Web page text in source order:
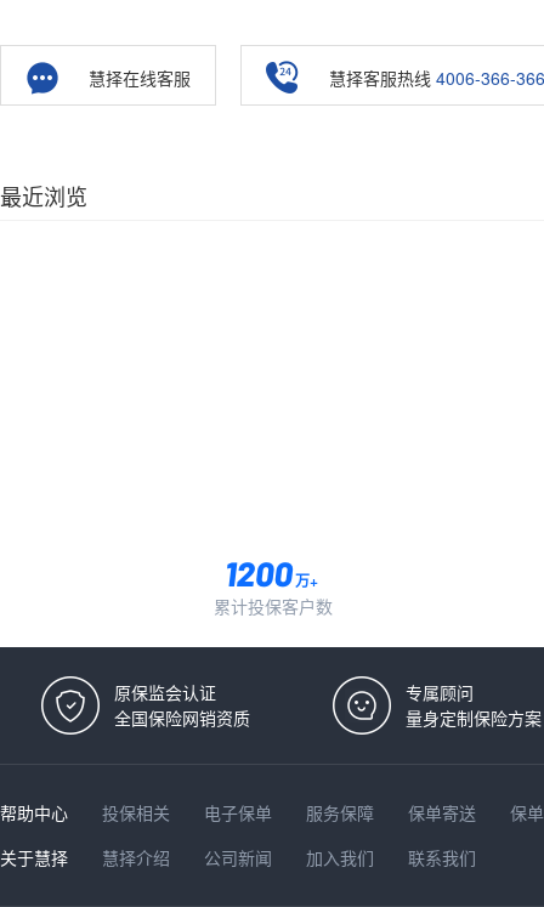
慧择在线客服 慧择客服热线 4006-366-366
最近浏览
万+
累计投保客户数
原保监会认证
全国保险网销资质
专属顾问
量身定制保险方案
帮助中心 投保相关 电子保单 服务保障 保单寄送
保
关于慧择
慧择介绍 公司新闻 加入我们 联系我们